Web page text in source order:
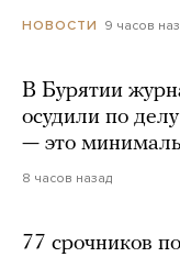
НОВОСТИ 9 часов
В Бурятии
осудили по
— это
8 часов назад
77 срочников